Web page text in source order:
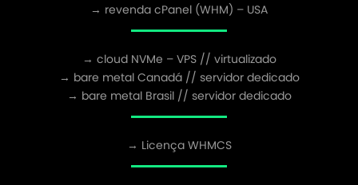
→ revenda cPanel (WHM) – USA
→ cloud NVMe – VPS // virtualizado
→ bare metal Canadá // servidor dedicado
→ bare metal Brasil // servidor dedicado
→ Licença WHMCS